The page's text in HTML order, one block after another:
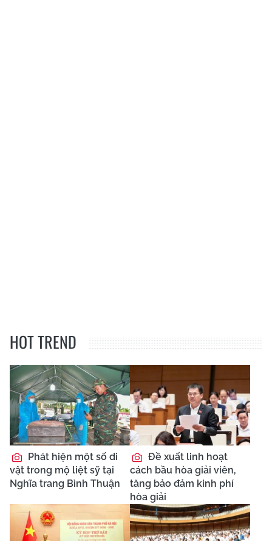
HOT TREND
Phát hiện một số di
vật trong mộ liệt sỹ tại
Nghĩa trang Bình Thuận
Đề xuất linh hoạt
cách bầu hòa giải viên,
tăng bảo đảm kinh phí
hòa giải